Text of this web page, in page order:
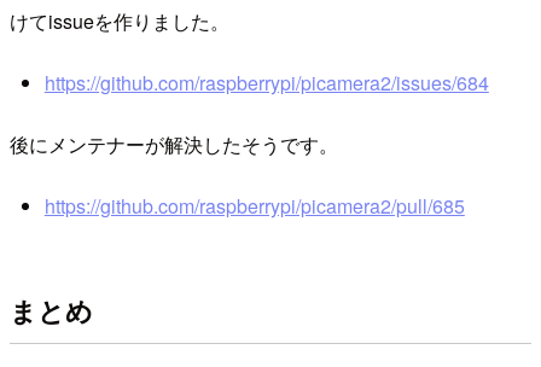
けてissueを作りました。
https://github.com/raspberrypi/picamera2/issues/684
後にメンテナーが解決したそうです。
https://github.com/raspberrypi/picamera2/pull/685
まとめ